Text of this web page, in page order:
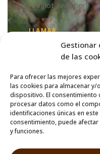
Gestionar
de las
Para ofrecer las mejores
las cookies para almacenar y/
dispositivo. El
procesar datos como el
identificaciones únicas en
consentimiento, puede
y funciones.
[weglot_switcher]
LLAMAR
618 99 59 00
CORREO-
ENLACES
Sobre Nosotros